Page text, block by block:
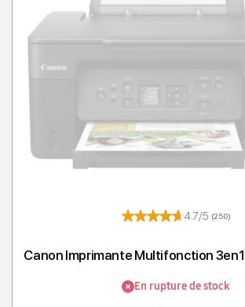
4.7/5 (250)
Canon Imprimante Multifonction
En rupture de stock